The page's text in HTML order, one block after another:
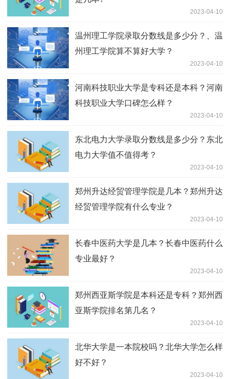
2023-04-10
温州理工学院录取分数线是多少分？、温
州理工学院算不算好大学？
2023-04-10
河南科技职业大学是专科还是本科？河南
科技职业大学口碑怎么样？
2023-04-10
东北电力大学录取分数线是多少分？东北
电力大学值不值得考？
2023-04-10
郑州升达经贸管理学院是几本？郑州升达
经贸管理学院有什么专业？
2023-04-10
长春中医药大学是几本？长春中医药什么
专业最好？
2023-04-10
郑州西亚斯学院是本科还是专科？郑州西
亚斯学院排名第几名？
2023-04-10
北华大学是一本院校吗？北华大学怎么样
好不好？
2023-04-10